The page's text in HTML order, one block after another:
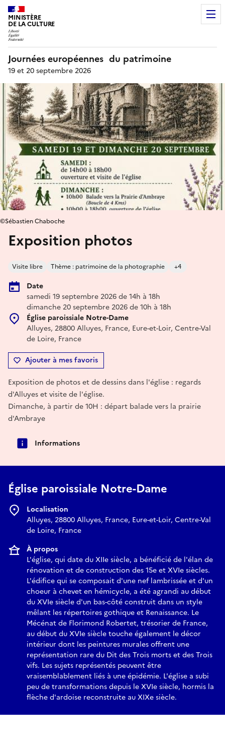
MINISTÈRE
DE LA CULTURE
Journées européennes du patrimoine
19 et 20 septembre 2026
Exposition photos
Visite libre Thème : patrimoine de la photographie +4
Date
samedi 19 septembre 2026 de 14h à 18h
dimanche 20 septembre 2026 de 10h à 18h
Église paroissiale Notre-Dame
Alluyes, 28800 Alluyes, France, Eure-et-Loir, Centre-Val
de Loire, France
Ajouter à mes favoris
©Sébastien Chaboche
Exposition de photos et de dessins dans l'église : regards
d'Alluyes et visite de l'église.
Dimanche, à partir de 10H : départ balade vers la prairie
d'Ambraye
Informations
Église paroissiale Notre-Dame
Localisation
Alluyes, 28800 Alluyes, France, Eure-et-Loir, Centre-Val
de Loire, France
À propos
L'église, qui date du XIIe siècle, a bénéficié de l'élan de
rénovation et de construction des 15e et XVIe siècles.
L'édifice qui se composait d'une nef lambrissée et d'un
choeur à chevet en hémicycle, a été agrandi au début
du XVIe siècle d'un bas-côté construit dans un style
mêlant les répertoires gothique et Renaissance. Le
Mécénat de Florimond Robertet, trésorier de France,
au début du XVIe siècle touche également le décor
intérieur dont les peintures murales offrent une
représentation rare du Dit des Trois morts et des Trois
vifs. Les sujets représentés peuvent être
vraisemblablement liés à une épidémie. L'église a subi
peu de transformations depuis le XVIe siècle, hormis la
flèche d'ardoise reconstruite au XIXe siècle.